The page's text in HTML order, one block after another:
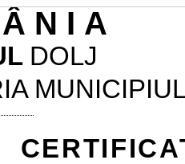
Â N I A
DOLJ